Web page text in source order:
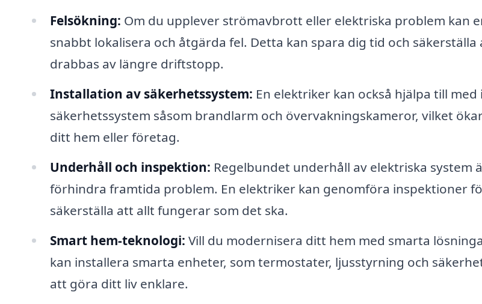
Felsökning: Om du upplever strömavbrott eller elektriska problem kan
snabbt lokalisera och åtgärda fel. Detta kan spara dig tid och
drabbas av längre driftstopp.
Installation av säkerhetssystem: En elektriker kan också hjälpa till
säkerhetssystem såsom brandlarm och övervakningskameror, vilket
ditt hem eller företag.
Underhåll och inspektion: Regelbundet underhåll av elektriska system
förhindra framtida problem. En elektriker kan genomföra inspektioner
säkerställa att allt fungerar som det ska.
Smart hem-teknologi: Vill du modernisera ditt hem med smarta
kan installera smarta enheter, som termostater, ljusstyrning och
att göra ditt liv enklare.